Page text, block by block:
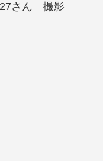
さん 撮影